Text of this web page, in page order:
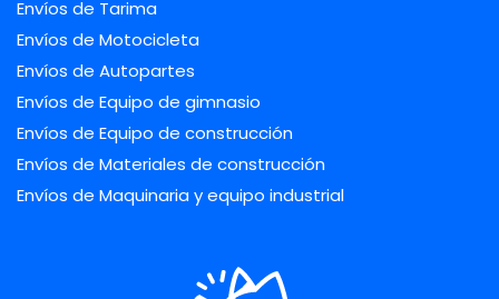
Envíos de Tarima
Envíos de Motocicleta
Envíos de Autopartes
Envíos de Equipo de gimnasio
Envíos de Equipo de construcción
Envíos de Materiales de construcción
Envíos de Maquinaria y equipo industrial